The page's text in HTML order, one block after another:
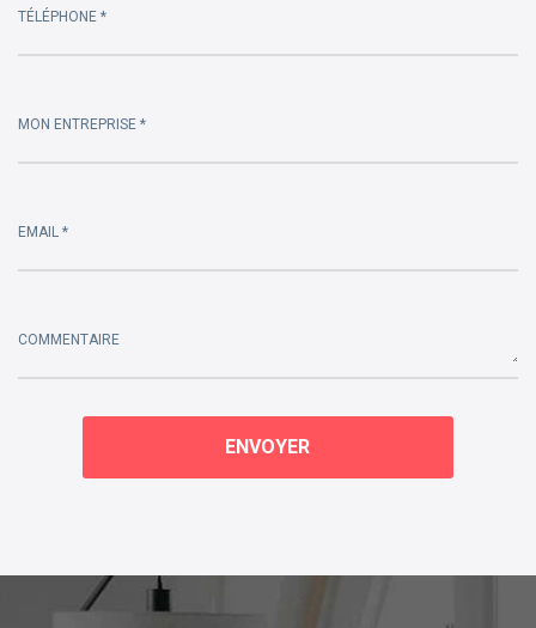
TÉLÉPHONE *
MON ENTREPRISE *
EMAIL *
COMMENTAIRE